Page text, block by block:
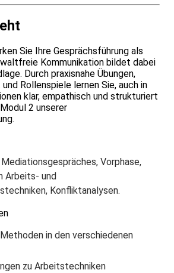
Sie Ihre Gesprächsführung als
Kommunikation bildet dabei
Durch praxisnahe Übungen,
Rollenspiele lernen Sie, auch in
klar, empathisch und strukturiert
2 unserer
Vorphase,
Arbeits- und
Konfliktanalysen.
in den verschiedenen
zu Arbeitstechniken